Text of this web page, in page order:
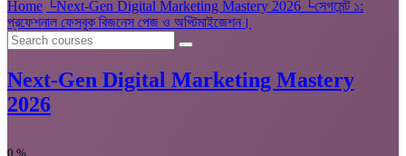
Home └Next-Gen Digital Marketing Mastery 2026 └সেগমেন্ট ১:
প্রফেশনাল ফেসবুক বিজনেস পেজ ও অপ্টিমাইজেশন।
Next-Gen Digital Marketing Mastery
2026
0 %